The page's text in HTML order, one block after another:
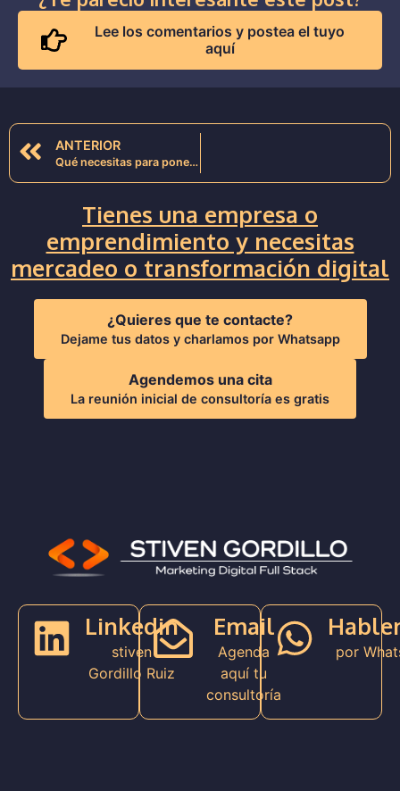
Lee los comentarios y postea el tuyo
aquí
ANTERIOR
Qué necesitas para poner al aire una plataforma de streaming de video como Netflix o Prime Video
Tienes una empresa o
emprendimiento y necesitas
mercadeo o transformación digital
Agendemos una cita
La reunión inicial de consultoría es gratis
¿Quieres que te contacte?
Dejame tus datos y charlamos por Whatsapp
Linkedin
stiven
Gordillo Ruiz
Email
Agenda
aquí tu
consultoría
por